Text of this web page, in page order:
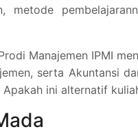
metode
Manajemen IPMI
serta Akuntansi
ini alternatif